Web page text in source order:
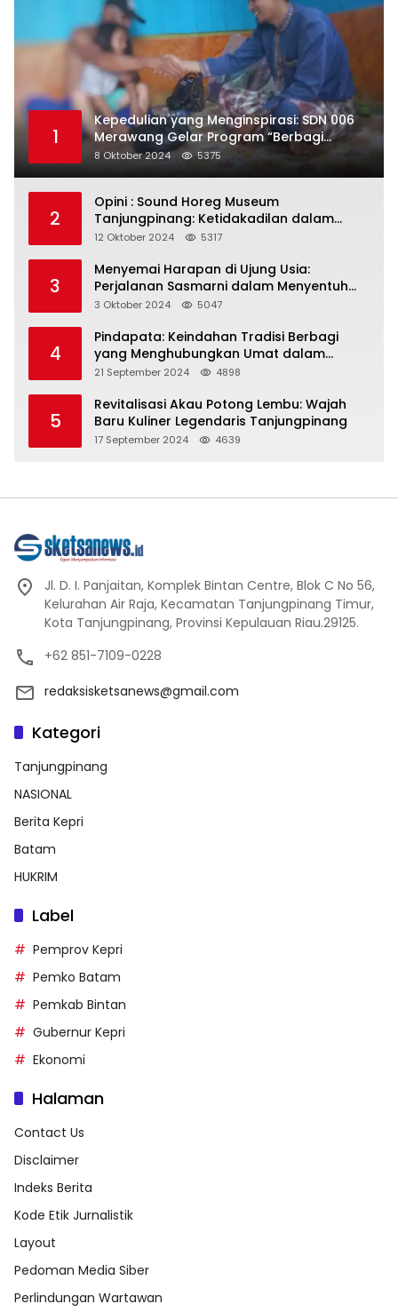
1
Kepedulian yang Menginspirasi: SDN 006
Merawang Gelar Program “Berbagi
Segenggam Beras”
8 Oktober 2024 5375
2
Opini : Sound Horeg Museum
Tanjungpinang: Ketidakadilan dalam
Representasi
12 Oktober 2024 5317
3
Menyemai Harapan di Ujung Usia:
Perjalanan Sasmarni dalam Menyentuh
Hati dan Jiwa
3 Oktober 2024 5047
4
Pindapata: Keindahan Tradisi Berbagi
yang Menghubungkan Umat dalam
Spiritualitas dan Kebersamaan dalam
21 September 2024 4898
5
Revitalisasi Akau Potong Lembu: Wajah
Baru Kuliner Legendaris Tanjungpinang
17 September 2024 4639
Jl. D. I. Panjaitan, Komplek Bintan Centre, Blok C No 56,
Kelurahan Air Raja, Kecamatan Tanjungpinang Timur,
Kota Tanjungpinang, Provinsi Kepulauan Riau.29125.
+62 851-7109-0228
redaksisketsanews@gmail.com
Kategori
Tanjungpinang
NASIONAL
Berita Kepri
Batam
HUKRIM
Label
Pemprov Kepri
Pemko Batam
Pemkab Bintan
Gubernur Kepri
Ekonomi
Halaman
Contact Us
Disclaimer
Indeks Berita
Kode Etik Jurnalistik
Layout
Pedoman Media Siber
Perlindungan Wartawan